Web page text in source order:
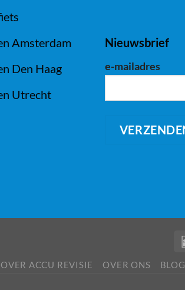
Amsterdam
Den Haag
Utrecht
Nieuwsbrief
e-mailadres
ACCU REVISIE OVER ONS BLOG